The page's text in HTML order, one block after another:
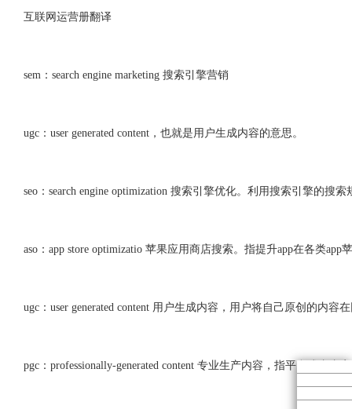
互联网运营册翻译
sem：search engine marketing 搜索引擎营销
ugc：user generated content，也就是用户生成内容的意思。
seo：search engine optimization 搜索引擎优化。利用搜索引擎的搜
aso：app store optimizatio 苹果应用商店搜索。指提升app在各类
ugc：user generated content 用户生成内容，用户将自己原创的内容
pgc：professionally-generated content 专业生产内容，指平台或者专